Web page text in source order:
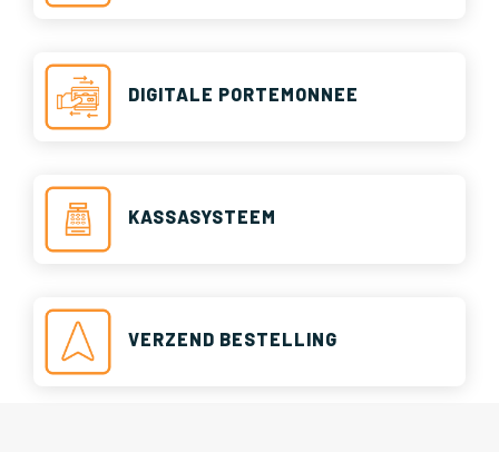
DIGITALE PORTEMONNEE
KASSASYSTEEM
VERZEND BESTELLING